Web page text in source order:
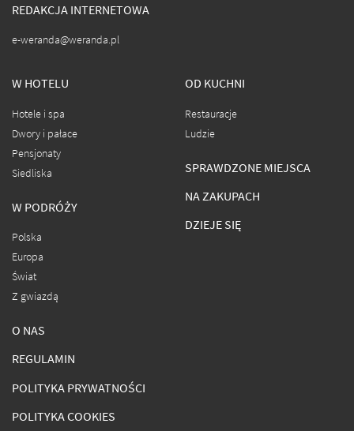
REDAKCJA INTERNETOWA
e-weranda@weranda.pl
W HOTELU
Hotele i spa
Dwory i pałace
Pensjonaty
Siedliska
W PODRÓŻY
Polska
Europa
Świat
Z gwiazdą
OD KUCHNI
Restauracje
Ludzie
SPRAWDZONE MIEJSCA
NA ZAKUPACH
DZIEJE SIĘ
O NAS
REGULAMIN
POLITYKA PRYWATNOŚCI
POLITYKA COOKIES